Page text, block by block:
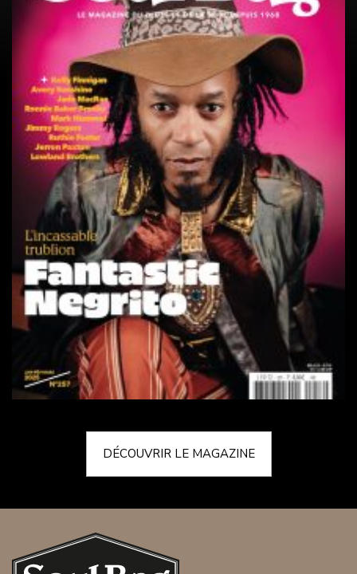
DÉCOUVRIR LE MAGAZINE